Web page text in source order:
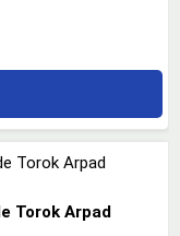
Torok Arpad